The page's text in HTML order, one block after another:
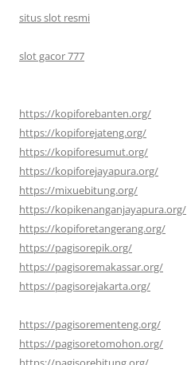
situs slot resmi
slot gacor 777
https://kopiforebanten.org/
https://kopiforejateng.org/
https://kopiforesumut.org/
https://kopiforejayapura.org/
https://mixuebitung.org/
https://kopikenanganjayapura.org/
https://kopiforetangerang.org/
https://pagisorepik.org/
https://pagisoremakassar.org/
https://pagisorejakarta.org/
https://pagisorementeng.org/
https://pagisoretomohon.org/